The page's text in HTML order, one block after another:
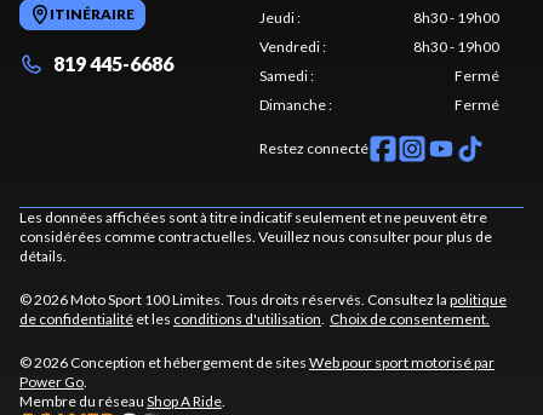
ITINÉRAIRE
819 445-6686
Jeudi:
8h30 - 19h00
Vendredi:
8h30 - 19h00
Samedi:
Fermé
Dimanche: Fermé
Restez connecté
Les données affichées sont à titre indicatif seulement et ne peuvent être
considérées comme contractuelles. Veuillez nous consulter pour plus de
détails.
© 2026 Moto Sport 100 Limites. Tous droits réservés. Consultez la politique
de confidentialité et les conditions d'utilisation. Choix de consentement.
© 2026 Conception et hébergement de sites Web pour sport motorisé par
Power Go.
Membre du réseau Shop A Ride.